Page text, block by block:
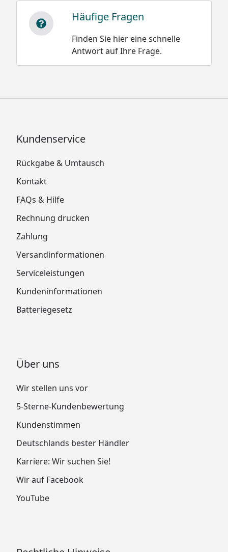
Häufige Fragen
Finden Sie hier eine schnelle
Antwort auf Ihre Frage.
Kundenservice
Rückgabe & Umtausch
Kontakt
FAQs & Hilfe
Rechnung drucken
Zahlung
Versandinformationen
Serviceleistungen
Kundeninformationen
Batteriegesetz
Über uns
Wir stellen uns vor
5-Sterne-Kundenbewertung
Kundenstimmen
Deutschlands bester Händler
Karriere: Wir suchen Sie!
Wir auf Facebook
YouTube